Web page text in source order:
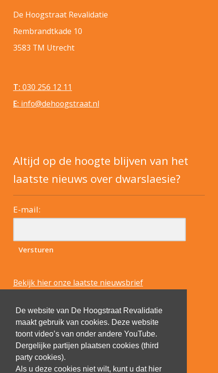
De website van De Hoogstraat Revalidatie
maakt gebruik van cookies. Deze website
toont video’s van onder andere YouTube.
Dergelijke partijen plaatsen cookies (third
party cookies).
Als u deze cookies niet wilt, kunt u dat hier
De Hoogstraat Revalidatie
Rembrandtkade 10
3583 TM Utrecht
T: 030 256 12 11
E: info@dehoogstraat.nl
Altijd op de hoogte blijven van het
laatste nieuws over dwarslaesie?
E-mail:
Bekijk hier onze laatste nieuwsbrief